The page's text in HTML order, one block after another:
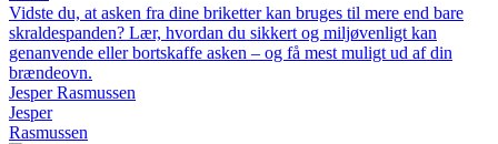
Vidste du, at asken fra dine briketter kan bruges til mere end bare
skraldespanden? Lær, hvordan du sikkert og miljøvenligt kan
genanvende eller bortskaffe asken – og få mest muligt ud af din
brændeovn.
Jesper Rasmussen
Jesper
Rasmussen